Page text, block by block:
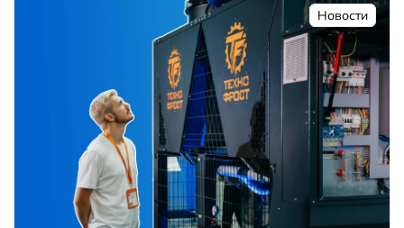
Новости